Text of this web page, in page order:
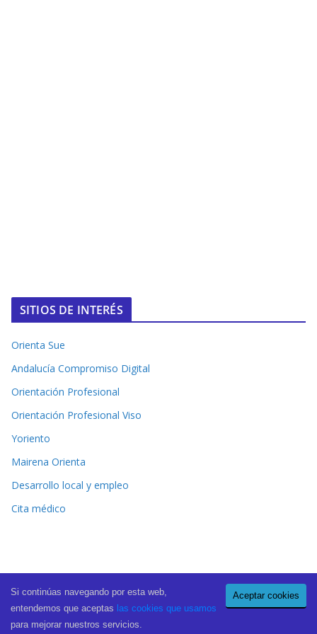
SITIOS DE INTERÉS
Orienta Sue
Andalucía Compromiso Digital
Orientación Profesional
Orientación Profesional Viso
Yoriento
Mairena Orienta
Desarrollo local y empleo
Cita médico
Copyright © 2026 El Periódico de Mairena
. All rights reserved.
Theme:
ColorMag Pro by ThemeGrill. Powered by
Aceptar cookies
Si continúas navegando por esta web,
entendemos que aceptas las cookies que usamos
para mejorar nuestros servicios.